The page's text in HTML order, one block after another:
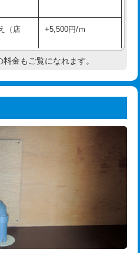
）使
33,000円
HI）使
+8,800円
・銅
)
・銅
)
し作
11,000円~
で） 55,000円
/3ｍ超
（店
+5,500円/ｍ
現地調査
33,000円
8,800円
掃・修
作業）
11,000円
掃・修
金もご覧になれます。